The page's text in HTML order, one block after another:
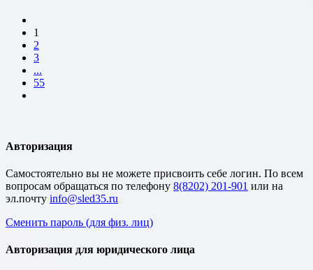
1
2
3
...
55
Авторизация
Cамостоятельно вы не можете присвоить себе логин. По всем
вопросам обращаться по телефону 8(8202) 201-901 или на
эл.почту
Сменить пароль (для физ. лиц)
Авторизация для юридического лица